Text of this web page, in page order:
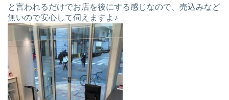
と言われるだけでお店を後にする感じなので、売込みなど
無いので安心して伺えますよ♪